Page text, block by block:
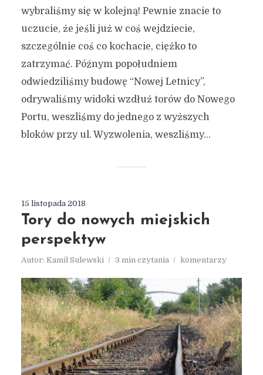
wybraliśmy się w kolejną! Pewnie znacie to
uczucie, że jeśli już w coś wejdziecie,
szczególnie coś co kochacie, ciężko to
zatrzymać. Późnym popołudniem
odwiedziliśmy budowę “Nowej Letnicy”,
odrywaliśmy widoki wzdłuż torów do Nowego
Portu, weszliśmy do jednego z wyższych
bloków przy ul. Wyzwolenia, weszliśmy...
15 listopada 2018
Tory do nowych miejskich
perspektyw
Autor: Kamil Sulewski 3 min czytania komentarzy